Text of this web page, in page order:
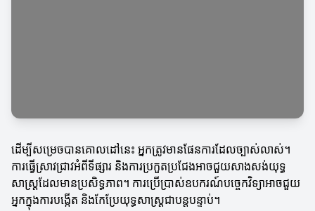
ដើម្បីសម្រេចបានគោលដៅនេះ អ្នកត្រូវមានផែនការដែលច្បាស់លាស់។
ការធ្វើស្រាវជ្រាវអំពីទីផ្សារ និងការប្រកួតប្រជែងអាចជួយសាងសង់យុទ្ធ
សាស្ត្រដែលមានប្រសិទ្ធភាព។ ការប្រើប្រាស់ឧបករណ៍បច្ចេកវិទ្យាអាចជួយ
អ្នកក្នុងការបង្កើត និងកែប្រែយុទ្ធសាស្ត្រជាបន្តបន្ទាប់។